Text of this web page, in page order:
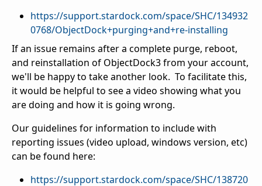
https://support.stardock.com/space/SHC/134932
0768/ObjectDock+purging+and+re-installing
If an issue remains after a complete purge, reboot,
and reinstallation of ObjectDock3 from your account,
we'll be happy to take another look. To facilitate this,
it would be helpful to see a video showing what you
are doing and how it is going wrong.
Our guidelines for information to include with
reporting issues (video upload, windows version, etc)
can be found here:
https://support.stardock.com/space/SHC/138720